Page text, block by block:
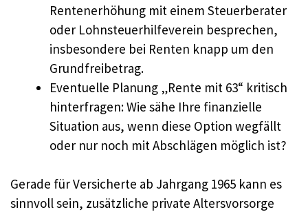
Rentenerhöhung mit einem Steuerberater
oder Lohnsteuerhilfeverein besprechen,
insbesondere bei Renten knapp um den
Grundfreibetrag.
Eventuelle Planung „Rente mit 63“ kritisch
hinterfragen: Wie sähe Ihre finanzielle
Situation aus, wenn diese Option wegfällt
oder nur noch mit Abschlägen möglich ist?
Gerade für Versicherte ab Jahrgang 1965 kann es
sinnvoll sein, zusätzliche private Altersvorsorge